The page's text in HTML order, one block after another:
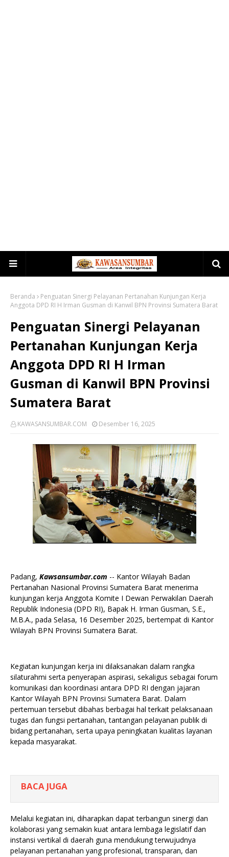
Beranda
Penguatan Sinergi Pelayanan Pertanahan Kunjungan Kerja
Anggota DPD RI H Irman Gusman di Kanwil BPN Provinsi Sumatera Barat
Penguatan Sinergi Pelayanan
Pertanahan Kunjungan Kerja
Anggota DPD RI H Irman
Gusman di Kanwil BPN Provinsi
Sumatera Barat
KAWASANSUMBAR.COM Desember 16, 2025
Padang, Kawsansumbar.com -- Kantor Wilayah Badan
Pertanahan Nasional Provinsi Sumatera Barat menerima
kunjungan kerja Anggota Komite I Dewan Perwakilan Daerah
Republik Indonesia (DPD RI), Bapak H. Irman Gusman, S.E.,
M.B.A., pada Selasa, 16 Desember 2025, bertempat di Kantor
Wilayah BPN Provinsi Sumatera Barat.
Kegiatan kunjungan kerja ini dilaksanakan dalam rangka
silaturahmi serta penyerapan aspirasi, sekaligus sebagai forum
komunikasi dan koordinasi antara DPD RI dengan jajaran
Kantor Wilayah BPN Provinsi Sumatera Barat. Dalam
pertemuan tersebut dibahas berbagai hal terkait pelaksanaan
tugas dan fungsi pertanahan, tantangan pelayanan publik di
bidang pertanahan, serta upaya peningkatan kualitas layanan
kepada masyarakat.
BACA JUGA
Melalui kegiatan ini, diharapkan dapat terbangun sinergi dan
kolaborasi yang semakin kuat antara lembaga legislatif dan
instansi vertikal di daerah guna mendukung terwujudnya
pelayanan pertanahan yang profesional, transparan, dan